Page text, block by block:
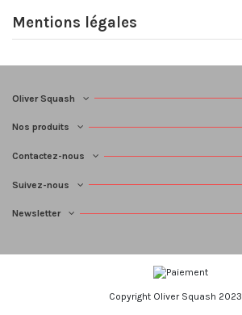
Mentions légales
Oliver Squash
Nos produits
Contactez-nous
Suivez-nous
Newsletter
Copyright Oliver Squash 2023